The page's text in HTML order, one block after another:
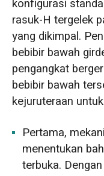
konfigurasi
rasuk-H tergelek
yang dikimpal.
bebibir bawah
pengangkat
bebibir bawah
kejuruteraan
Pertama,
menentukan
terbuka.